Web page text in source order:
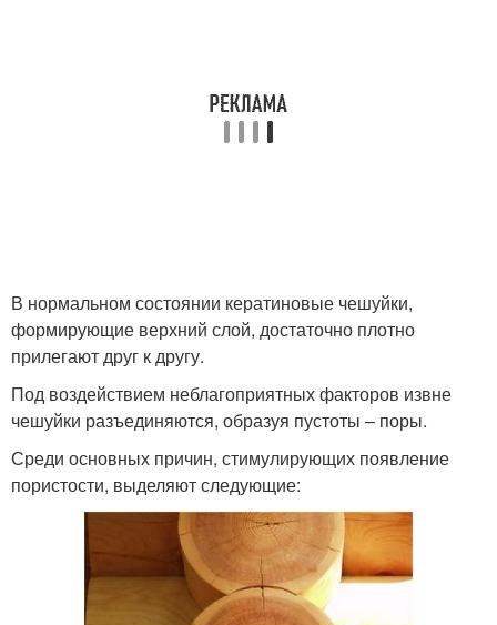
В нормальном состоянии кератиновые чешуйки,
формирующие верхний слой, достаточно плотно
прилегают друг к другу.
Под воздействием неблагоприятных факторов извне
чешуйки разъединяются, образуя пустоты – поры.
Среди основных причин, стимулирующих появление
пористости, выделяют следующие: